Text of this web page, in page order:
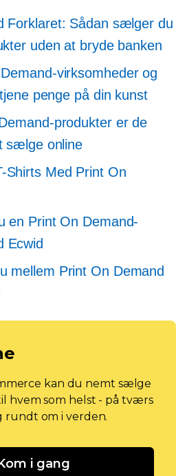
Forklaret: Sådan sælger du
uden at bryde banken
virksomheder og
penge på din kunst
produkter er de
sælge online
ShirtsMed Print On
en Print On Demand-
Ecwid
mellem Print On Demand
kan du nemt sælge
hvem som helst - på tværs
om i verden.
i gang